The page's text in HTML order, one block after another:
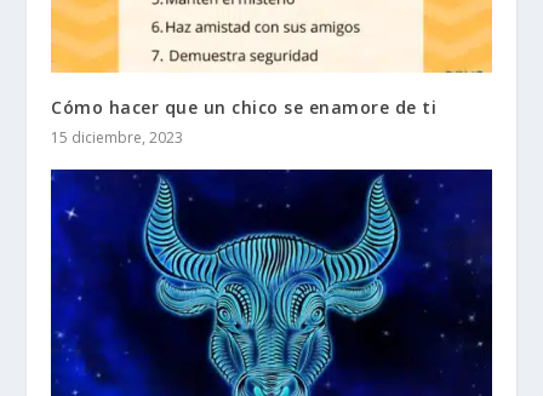
Cómo hacer que un chico se enamore de ti
15 diciembre, 2023